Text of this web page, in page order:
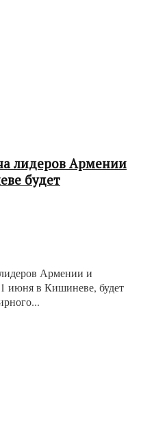
лидеров Армении
будет
Армении и
1 июня в Кишиневе, будет